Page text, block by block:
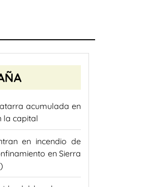
acumulada en
la capital
en incendio de
en Sierra